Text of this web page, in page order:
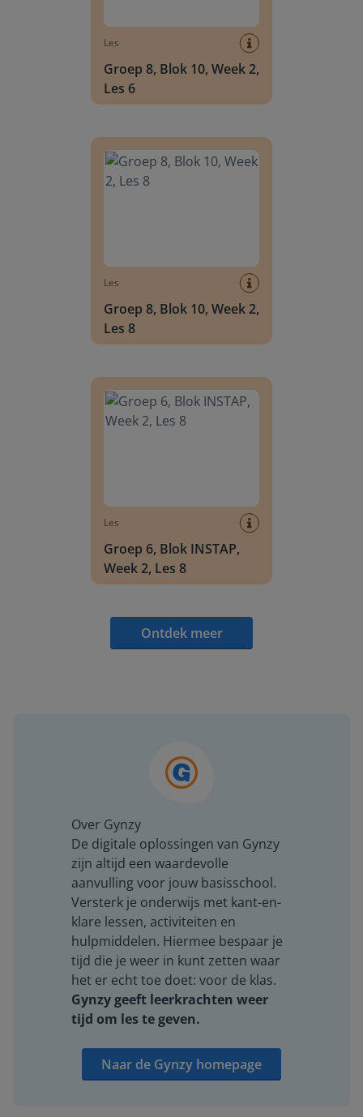
Les
Groep 8, Blok 10, Week 2,
Les 6
Les
Groep 8, Blok 10, Week 2,
Les 8
Les
Groep 6, Blok INSTAP,
Week 2, Les 8
Ontdek meer
Over Gynzy
De digitale oplossingen van Gynzy
zijn altijd een waardevolle
aanvulling voor jouw basisschool.
Versterk je onderwijs met kant-en-
klare lessen, activiteiten en
hulpmiddelen. Hiermee bespaar je
tijd die je weer in kunt zetten waar
het er echt toe doet: voor de klas.
Gynzy geeft leerkrachten weer
tijd om les te geven.
Naar de Gynzy homepage